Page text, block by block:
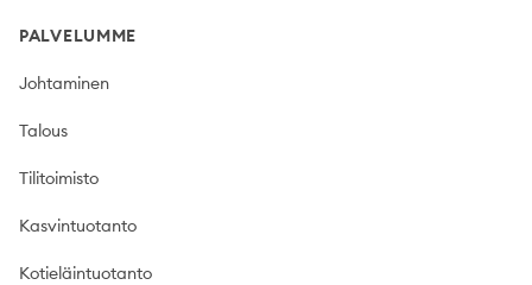
PALVELUMME
Johtaminen
Talous
Tilitoimisto
Kasvintuotanto
Kotieläintuotanto